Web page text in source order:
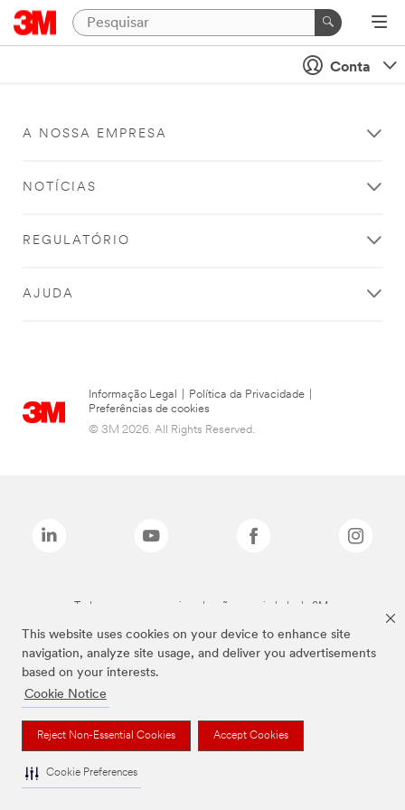
This website uses cookies on your device to enhance site
navigation, analyze site usage, and deliver you advertisements
based on your interests.
Cookie Notice
Reject Non-Essential Cookies Accept Cookies
Cookie Preferences
Conta
A NOSSA EMPRESA
NOTÍCIAS
REGULATÓRIO
AJUDA
Informação Legal Política da Privacidade
Preferências de cookies
© 3M 2026. All Rights Reserved.
Todas as marcas mencionadas são propriedade da 3M.